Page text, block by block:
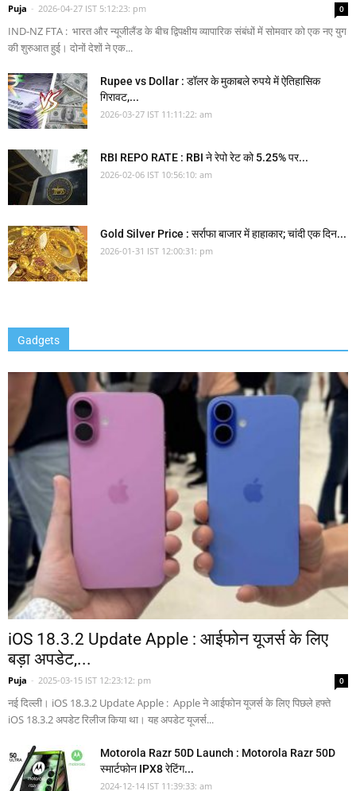
Puja - 2026-04-27 IST 5:12:23: pm 0
IND-NZ FTA : भारत और न्यूजीलैंड के बीच द्विपक्षीय व्यापारिक संबंधों में सोमवार को एक नए युग
की शुरुआत हुई। दोनों देशों ने एक...
Rupee vs Dollar : डॉलर के मुकाबले रुपये में ऐतिहासिक
गिरावट,...
2026-03-27 IST 11:11:22: am
RBI REPO RATE : RBI ने रेपो रेट को 5.25% पर...
2026-02-06 IST 10:56:10: am
Gold Silver Price : सर्राफा बाजार में हाहाकार; चांदी एक दिन...
2026-01-31 IST 12:00:31: pm
Gadgets
iOS 18.3.2 Update Apple : आईफोन यूजर्स के लिए
बड़ा अपडेट,...
Puja - 2025-03-15 IST 12:23:12: pm 0
नई दिल्ली। iOS 18.3.2 Update Apple : Apple ने आईफोन यूजर्स के लिए पिछले हफ्ते
iOS 18.3.2 अपडेट रिलीज किया था। यह अपडेट यूजर्स...
Motorola Razr 50D Launch : Motorola Razr 50D
स्मार्टफोन IPX8 रेटिंग...
2024-12-14 IST 11:39:33: am